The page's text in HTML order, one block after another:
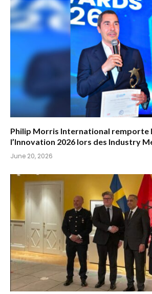
Philip Morris International remporte
l’Innovation 2026 lors des Industry
June 20, 2026